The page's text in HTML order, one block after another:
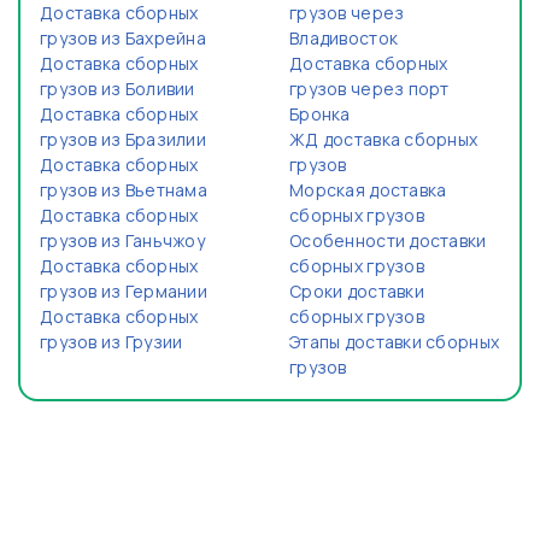
Доставка сборных
грузов из Бахрейна
Доставка сборных
грузов из Боливии
Доставка сборных
грузов из Бразилии
Доставка сборных
грузов из Вьетнама
Доставка сборных
грузов из Ганьчжоу
Доставка сборных
грузов из Германии
Доставка сборных
грузов из Грузии
грузов через
Владивосток
Доставка сборных
грузов через порт
Бронка
ЖД доставка сборных
грузов
Морская доставка
сборных грузов
Особенности доставки
сборных грузов
Сроки доставки
сборных грузов
Этапы доставки сборных
грузов